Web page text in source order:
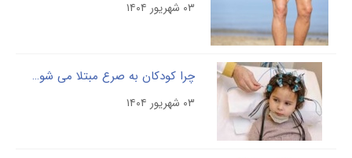
چرا کودکان به صرع مبتلا می شوند